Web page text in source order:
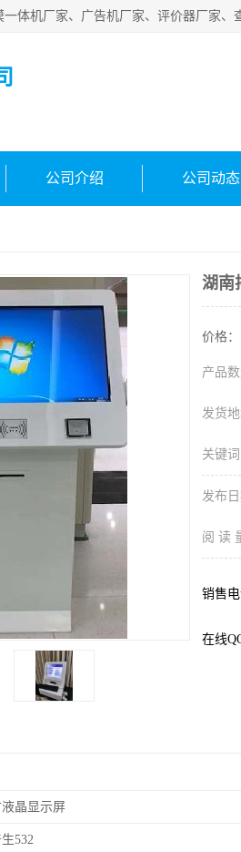
公司介绍 公司动态
湖南
价格：
产品数
发货地
关键词
发布日
阅 读
销售电
在线
液晶显示屏
532